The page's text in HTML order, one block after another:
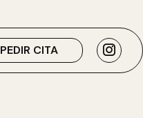
PEDIR CITA